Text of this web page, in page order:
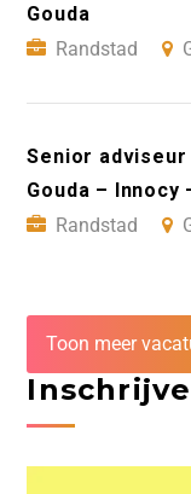
Gouda
Randstad
Senior
Gouda – Innocy
Randstad
Toon meer